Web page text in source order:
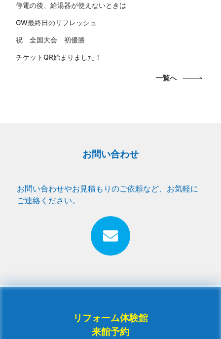
停電の後、給湯器が使えないときは
GW最終日のリフレッシュ
祝 全国大会 初優勝
チケットQR始まりました！
一覧へ
お問い合わせ
お問い合わせやお見積もりのご依頼など、お気軽に
ご連絡ください。
リフォーム体験館
来館予約